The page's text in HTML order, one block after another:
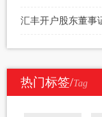
汇丰开户股东董事
热门标签/Tag